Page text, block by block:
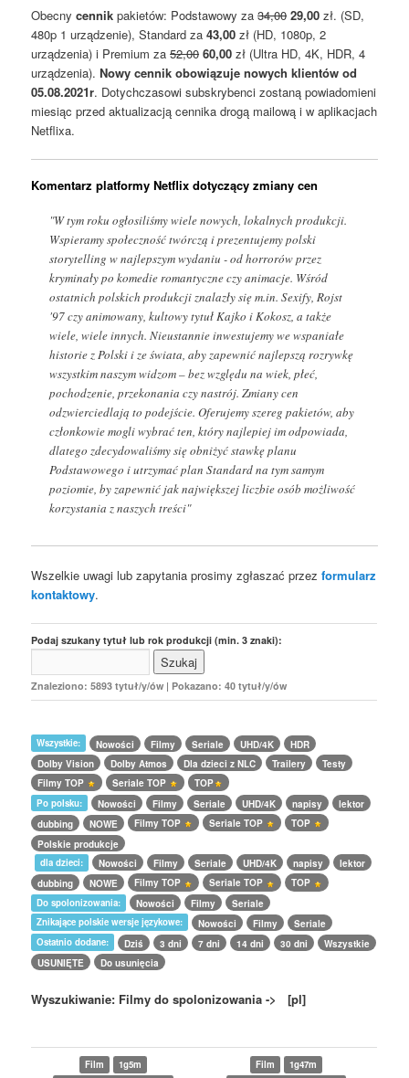
Obecnycennik pakietów: Podstawowy za34,00 29,00 zł. (SD,
480p 1 urządzenie), Standard za43,00 zł (HD, 1080p, 2
urządzenia) i Premium za52,00 60,00 zł (Ultra HD, 4K, HDR, 4
urządzenia).Nowy cennik obowiązuje nowych klientów od
05.08.2021r. Dotychczasowi subskrybenci zostaną powiadomieni
miesiąc przed aktualizacją cennika drogą mailową i w aplikacjach
Netflixa.
Komentarz platformy Netflix dotyczący zmiany cen
"W tym roku ogłosiliśmy wiele nowych, lokalnych produkcji.
Wspieramy społeczność twórczą i prezentujemy polski
storytelling w najlepszym wydaniu - od horrorów przez
kryminały po komedie romantyczne czy animacje. Wśród
ostatnich polskich produkcji znalazły się m.in. Sexify, Rojst
'97 czy animowany, kultowy tytuł Kajko i Kokosz, a także
wiele, wiele innych. Nieustannie inwestujemy we wspaniałe
historie z Polski i ze świata, aby zapewnić najlepszą rozrywkę
wszystkim naszym widzom – bez względu na wiek, płeć,
pochodzenie, przekonania czy nastrój. Zmiany cen
odzwierciedlają to podejście. Oferujemy szereg pakietów, aby
członkowie mogli wybrać ten, który najlepiej im odpowiada,
dlatego zdecydowaliśmy się obniżyć stawkę planu
Podstawowego i utrzymać plan Standard na tym samym
poziomie, by zapewnić jak największej liczbie osób możliwość
korzystania z naszych treści"
Wszelkie uwagi lub zapytania prosimy zgłaszać przezformularz
kontaktowy.
Podaj szukany tytuł lub rok produkcji (min. 3 znaki):
Znaleziono: 5893 tytuł/y/ów | Pokazano: 40 tytuł/y/ów
Wszystkie: Nowości Filmy Seriale UHD/4K
HDR
Dolby Vision
Dolby Atmos Dla dzieci z NLC Trailery
Testy
Filmy TOP
Seriale TOP
TOP
Po polsku:
Nowości Filmy Seriale UHD/4K napisy
lektor
dubbing
NOWE Filmy TOP Seriale TOP
TOP
Polskie produkcje
dla dzieci:
Nowości Filmy Seriale UHD/4K napisy
lektor
dubbing
NOWE Filmy TOP Seriale TOP
TOP
Do spolonizowania:
Nowości Filmy
Seriale
Znikające polskie wersje językowe:
Nowości Filmy
Seriale
Ostatnio dodane:
Dziś 3 dni 7 dni 14 dni 30 dni
Wszystkie
USUNIĘTE
Do usunięcia
Wyszukiwanie: Filmy do spolonizowania -> [pl]
Film 1g5m Film 1g47m